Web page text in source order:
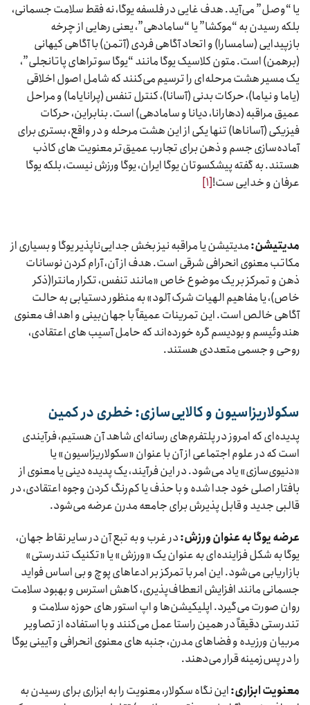
یا “وصل” می‌آید. هدف غایی در فلسفه یوگا، نه فقط سلامت جسمانی،
بلکه رسیدن به “موکشا” یا “سامادهی”، یعنی رهایی از چرخه
بازپیدایی (سامسارا) و اتحاد آگاهی فردی (آتمن) با آگاهی کیهانی
(برهمن) است. متون کلاسیک یوگا مانند “یوگا سوتراهای پاتانجلی”،
یک مسیر هشت مرحله‌ای را ترسیم می‌کنند که شامل اصول اخلاقی
(یاما و نیاما)، حرکات بدنی (آسانا)، کنترل تنفس (پرانایاما) و مراحل
عمیق مراقبه (دهارانا، دیانا و سامادهی) است. بنابراین، حرکات
فیزیکی (آساناها) تنها یکی از این هشت مرحله و در واقع، بستری برای
آماده‌سازی جسم و ذهن برای تجارب عمیق‌تر معنویت های کاذب
هستند. به گفته پیشکسوتان یوگا ایران، یوگا ورزش نیست، بلکه یوگا
عرفان و خدایی ست![۱]
مدیتیشن:مدیتیشن یا مراقبه نیز بخش جدایی‌ناپذیر یوگا و بسیاری از
مکاتب معنوی انحرافی شرقی است. هدف از آن، آرام کردن نوسانات
ذهن و تمرکز بر یک موضوع خاص «مانند تنفس، تکرار مانترا(ذکر
خاص)، یا مفاهیم الهیات شرک آلود» به منظور دستیابی به حالت
آگاهی خالص است. این تمرینات عمیقاً با جهان‌بینی و اهداف معنوی
هندوئیسم و بودیسم گره خورده‌اند که حامل آسیب های اعتقادی،
روحی و جسمی متعددی هستند.
سکولاریزاسیون و کالایی‌سازی: خطری در کمین
پدیده‌ای که امروز در پلتفرم‌های رسانه‌ای شاهد آن هستیم، فرآیندی
است که در علوم اجتماعی از آن با عنوان «سکولاریزاسیون» یا
«دنیوی‌سازی» یاد می‌شود. در این فرآیند، یک پدیده دینی یا معنوی از
بافتار اصلی خود جدا شده و با حذف یا کم‌رنگ کردن وجوه اعتقادی، در
قالبی جدید و قابل پذیرش برای جامعه مدرن عرضه می‌شود.
عرضه یوگا به عنوان ورزش:در غرب و به تبع آن در سایر نقاط جهان،
یوگا به شکل فزاینده‌ای به عنوان یک «ورزش» یا «تکنیک تندرستی»
بازاریابی می‌شود. این امر با تمرکز بر ادعاهای پوچ و بی اساس فواید
جسمانی مانند افزایش انعطاف‌پذیری، کاهش استرس و بهبود سلامت
روان صورت می‌گیرد. اپلیکیشن‌ها و اپ استور های حوزه سلامت و
تندرستی دقیقاً در همین راستا عمل می‌کنند و با استفاده از تصاویر
مربیان ورزیده و فضاهای مدرن، جنبه های معنوی انحرافی و آیینی یوگا
را در پس‌زمینه قرار می‌دهند.
معنویت ابزاری:این نگاه سکولار، معنویت را به ابزاری برای رسیدن به